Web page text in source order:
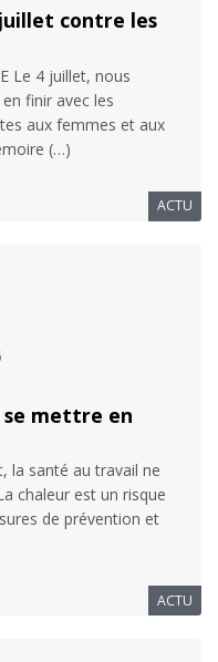
ACTU
contre les
Le 4 juillet, nous
finir avec les
aux femmes et aux
(…)
ACTU
se mettre en
la santé au travail ne
chaleur est un risque
de prévention et